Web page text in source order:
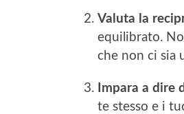
Valuta la
equilibrato.
che non ci sia
Impara a dire
te stesso e i